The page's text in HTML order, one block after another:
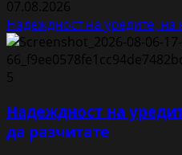
07.08.2026
Надеждност на уредите, на
5
Надеждност на
да разчитате